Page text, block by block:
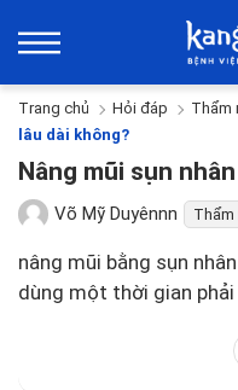
Trang chủ Hỏi đáp Thẩm
lâu dài không?
Nâng mũi sụn
Võ Mỹ Duyênnn Thẩm
nâng mũi bằng sụn
dùng một thời gian